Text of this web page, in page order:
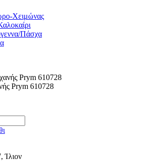
Χειμώνας
Πάσχα
Prym 610728
Ίλιον